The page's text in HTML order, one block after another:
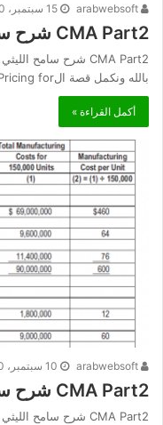
15 سبتمبر، 2020
CMA Part2 شرح سامح الليثي 10
بالله ونكمل قصة الCosting and Pricing for…
أكمل القراءة »
10 سبتمبر، 2020
CMA Part2 شرح سامح الليثي 8